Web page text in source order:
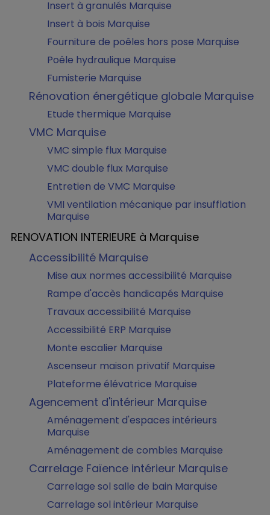
Insert à granulés Marquise
Insert à bois Marquise
Fourniture de poêles hors pose Marquise
Poêle hydraulique Marquise
Fumisterie Marquise
Rénovation énergétique globale Marquise
Etude thermique Marquise
VMC Marquise
VMC simple flux Marquise
VMC double flux Marquise
Entretien de VMC Marquise
VMI ventilation mécanique par insufflation
Marquise
RENOVATION INTERIEURE à Marquise
Accessibilité Marquise
Mise aux normes accessibilité Marquise
Rampe d'accès handicapés Marquise
Travaux accessibilité Marquise
Accessibilité ERP Marquise
Monte escalier Marquise
Ascenseur maison privatif Marquise
Plateforme élévatrice Marquise
Agencement d'intérieur Marquise
Aménagement d'espaces intérieurs
Marquise
Aménagement de combles Marquise
Carrelage Faïence intérieur Marquise
Carrelage sol salle de bain Marquise
Carrelage sol intérieur Marquise